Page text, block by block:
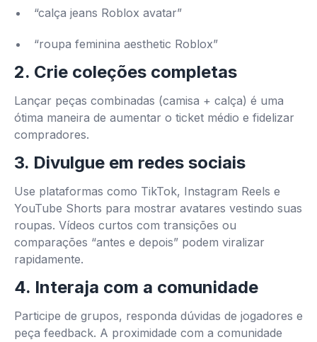
“calça jeans Roblox avatar”
“roupa feminina aesthetic Roblox”
2. Crie coleções completas
Lançar peças combinadas (camisa + calça) é uma
ótima maneira de aumentar o ticket médio e fidelizar
compradores.
3. Divulgue em redes sociais
Use plataformas como TikTok, Instagram Reels e
YouTube Shorts para mostrar avatares vestindo suas
roupas. Vídeos curtos com transições ou
comparações “antes e depois” podem viralizar
rapidamente.
4. Interaja com a comunidade
Participe de grupos, responda dúvidas de jogadores e
peça feedback. A proximidade com a comunidade